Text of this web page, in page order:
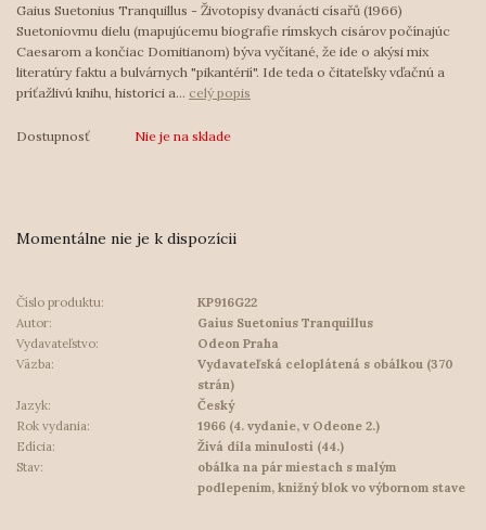
Gaius Suetonius Tranquillus - Životopisy dvanácti císařů (1966)
Suetoniovmu dielu (mapujúcemu biografie rímskych cisárov počínajúc
Caesarom a končiac Domitianom) býva vyčítané, že ide o akýsi mix
literatúry faktu a bulvárnych "pikantérií". Ide teda o čitateľsky vďačnú a
príťažlivú knihu, historici a... celý popis
Dostupnosť Nie je na sklade
Momentálne nie je k dispozícii
Číslo produktu:
KP916G22
Autor:
Gaius Suetonius Tranquillus
Vydavateľstvo:
Odeon Praha
Väzba:
Vydavateľská celoplátená s obálkou (370
strán)
Jazyk:
Český
Rok vydania:
1966 (4. vydanie, v Odeone 2.)
Edícia:
Živá díla minulosti (44.)
Stav:
obálka na pár miestach s malým
podlepením, knižný blok vo výbornom stave